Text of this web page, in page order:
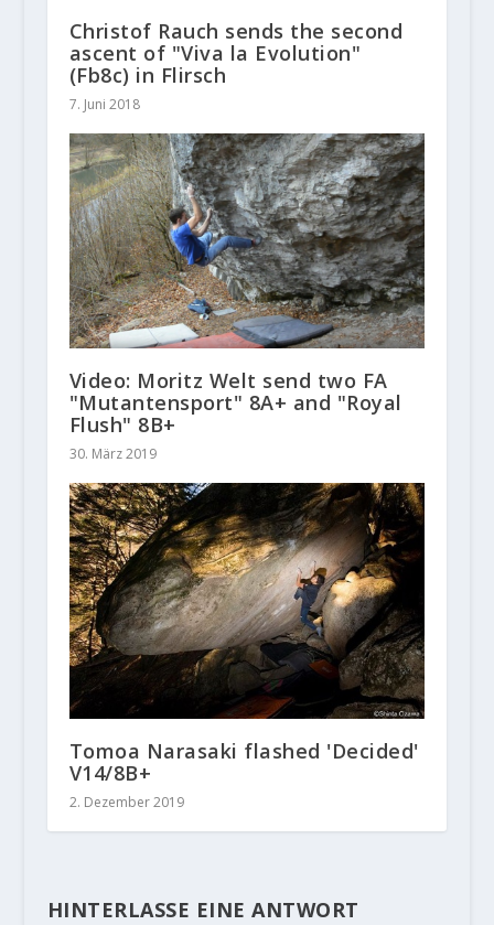
Christof Rauch sends the second
ascent of "Viva la Evolution"
(Fb8c) in Flirsch
7. Juni 2018
Video: Moritz Welt send two FA
"Mutantensport" 8A+ and "Royal
Flush" 8B+
30. März 2019
Tomoa Narasaki flashed 'Decided'
V14/8B+
2. Dezember 2019
HINTERLASSE EINE ANTWORT